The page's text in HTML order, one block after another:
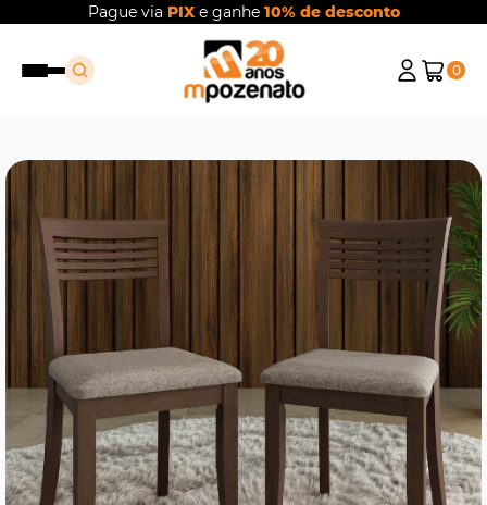
Pague via PIXe ganhe 10% de desconto
0